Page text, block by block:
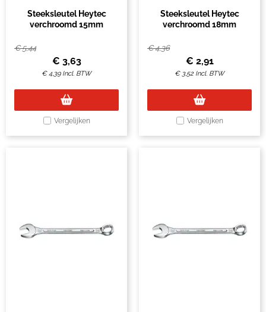
Steeksleutel Heytec
verchroomd 15mm
€5,44
€ 3,63
€4,39 Incl. BTW
Vergelijken
Steeksleutel Heytec
verchroomd 18mm
€4,36
€ 2,91
€ 3,52 Incl. BTW
Vergelijken